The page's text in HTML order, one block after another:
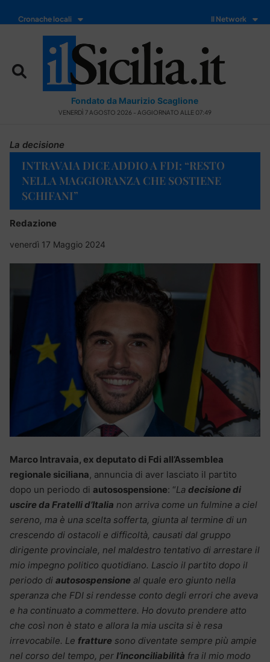
Cronache locali Il Network
Fondato da Maurizio Scaglione
VENERDÌ 7 AGOSTO 2026 - AGGIORNATO ALLE 07:49
La decisione
INTRAVAIA DICE ADDIO A FDI: “RESTO
NELLA MAGGIORANZA CHE SOSTIENE
SCHIFANI”
Redazione
venerdì 17 Maggio 2024
Marco Intravaia, ex deputato di Fdi all’Assemblea
regionale siciliana, annuncia di aver lasciato il partito
dopo un periodo di autosospensione: “La decisione di
uscire da Fratelli d’Italia non arriva come un fulmine a ciel
sereno, ma è una scelta sofferta, giunta al termine di un
crescendo di ostacoli e difficoltà, causati dal gruppo
dirigente provinciale, nel maldestro tentativo di arrestare il
mio impegno politico quotidiano. Lascio il partito dopo il
periodo di autosospensione al quale ero giunto nella
speranza che FDI si rendesse conto degli errori che aveva
e ha continuato a commettere. Ho dovuto prendere atto
che così non è stato e allora la mia uscita si è resa
irrevocabile. Le fratture sono diventate sempre più ampie
nel corso del tempo, per l’inconciliabilità fra il mio modo